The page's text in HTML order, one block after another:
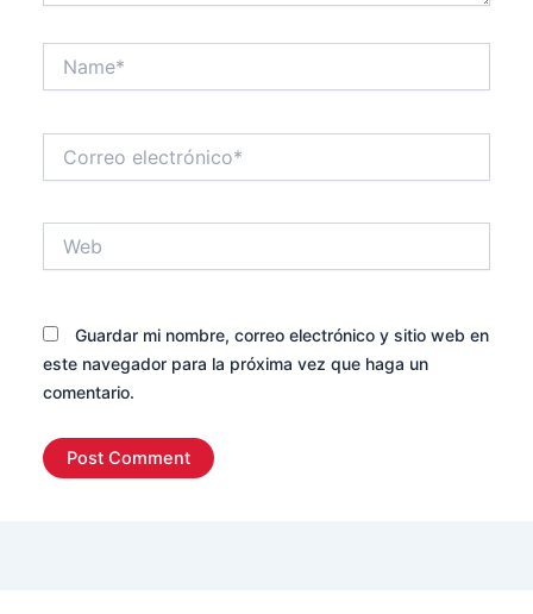
electrónico*
Guardar mi nombre, correo electrónico y sitio web en
este navegador para la próxima vez que haga un
comentario.